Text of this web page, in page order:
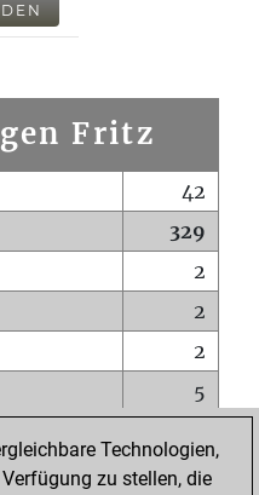
Fritz
42
329
2
2
2
5
0
Technologien,
zu stellen, die